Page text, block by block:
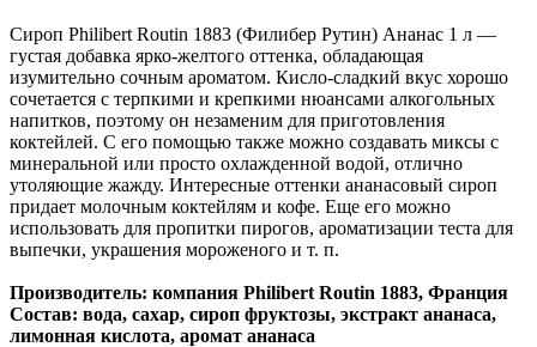
Сироп Philibert Routin 1883 (Филибер Рутин) Ананас 1 л —
густая добавка ярко-желтого оттенка, обладающая
изумительно сочным ароматом. Кисло-сладкий вкус хорошо
сочетается с терпкими и крепкими нюансами алкогольных
напитков, поэтому он незаменим для приготовления
коктейлей. С его помощью также можно создавать миксы с
минеральной или просто охлажденной водой, отлично
утоляющие жажду. Интересные оттенки ананасовый сироп
придает молочным коктейлям и кофе. Еще его можно
использовать для пропитки пирогов, ароматизации теста для
выпечки, украшения мороженого и т. п.
Производитель: компания Philibert Routin 1883, Франция
Состав: вода, сахар, сироп фруктозы, экстракт ананаса,
лимонная кислота, аромат ананаса